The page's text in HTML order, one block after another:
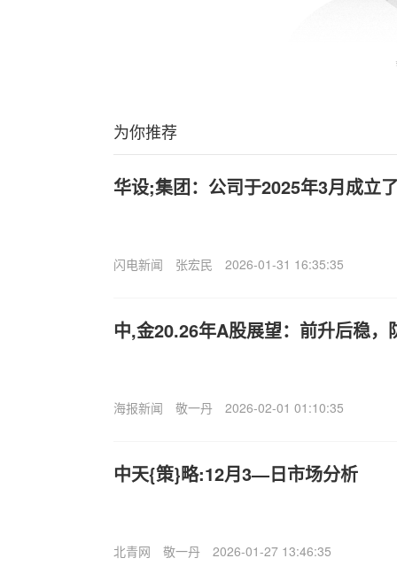
为你推荐
华设;集团：公司于2025年3月成立
闪电新闻 张宏民 2026-01-31 16:35:35
中,金20.26年A股展望：前升后稳，
海报新闻 敬一丹 2026-02-01 01:10:35
中天{策}略:12月3—日市场分析
北青网 敬一丹 2026-01-27 13:46:35